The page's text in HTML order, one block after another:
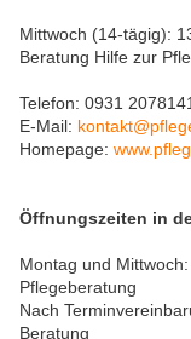
Mittwoch (14-tägig):
Beratung Hilfe zur
Telefon: 0931
E-Mail:
Homepage:
Öffnungszeiten in
Montag und
Pflegeberatung
Nach
Beratung